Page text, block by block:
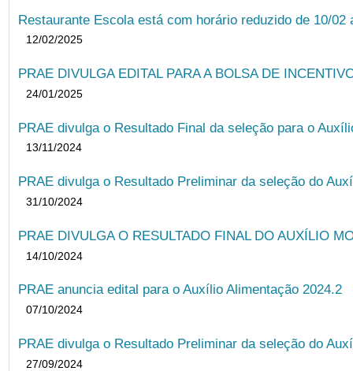
Restaurante Escola está com horário reduzido de 10/
12/02/2025
PRAE DIVULGA EDITAL PARA A BOLSA DE
24/01/2025
PRAE divulga o Resultado Final da seleção para o
13/11/2024
PRAE divulga o Resultado Preliminar da seleção do
31/10/2024
PRAE DIVULGA O RESULTADO FINAL DO AUXÍLIO
14/10/2024
PRAE anuncia edital para o Auxílio Alimentação 2024.2
07/10/2024
PRAE divulga o Resultado Preliminar da seleção do
27/09/2024